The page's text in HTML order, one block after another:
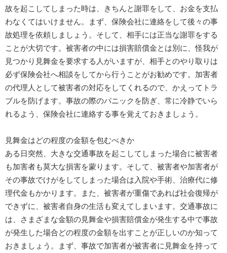
故を起こしてしまった時は、きちんと謝罪をして、お金を支払
わなくてはいけません。まず、保険会社に連絡をして後々の事
故処理を依頼しましょう。そして、相手には正当な謝罪をする
ことが大切です。被害者の中には損害賠償金とは別に、怪我が
見つかり見舞金を要求する人がいますが、相手とのやり取りは
必ず保険会社へ相談をしてから行うことがお勧めです。加害者
の代理人として被害者の対応をしてくれるので、かえってトラ
ブルを防げます。事故の際のパニックを防ぎ、常に冷静でいら
れるよう、保険会社に連絡する事を覚えておきましょう。
見舞金はどの程度の金額を包むべきか
ある日突然、大きな交通事故を起こしてしまった場合に被害者
も加害者も莫大な損害を蒙ります。そして、被害者や加害者が
その事故でけがをしてしまった場合は入院や手術、治療代に修
理代金もかかります。また、被害者が重傷であれば社会復帰が
できずに、被害者自身の生活も変えてしまいます。交通事故に
は、さまざまな金額の見舞金や損害賠償金が発生する中で事故
が発生した場合どの程度の金額を出すことが正しいのか知って
おきましょう。まず、事故で加害者が被害者に見舞金を持って